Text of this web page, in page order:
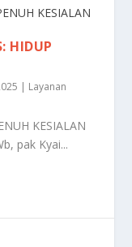
HIDUP
| Layanan
KESIALAN
pak Kyai...